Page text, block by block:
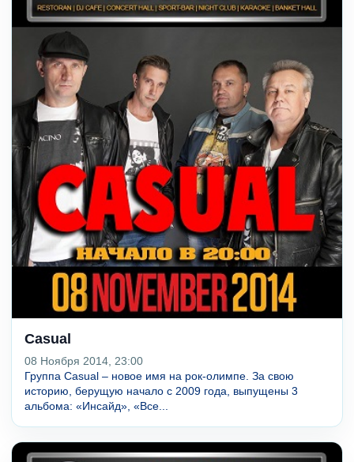
Casual
08 Ноября 2014, 23:00
Группа Casual – новое имя на рок-олимпе. За свою
историю, берущую начало с 2009 года, выпущены 3
альбома: «Инсайд», «Все...